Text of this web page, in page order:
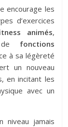
encourage les
d’exercices
animés,
fonctions
à sa légèreté
un nouveau
en incitant les
avec un
niveau jamais